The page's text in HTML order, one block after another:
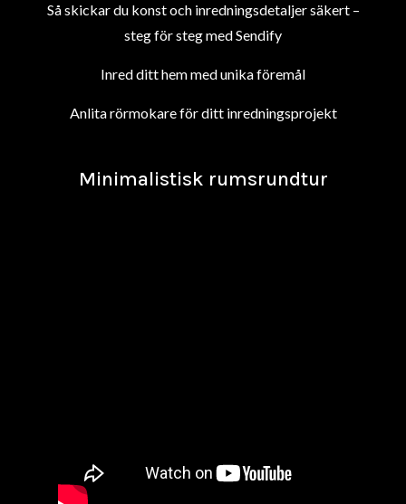
Så skickar du konst och inredningsdetaljer säkert –
steg för steg med Sendify
Inred ditt hem med unika föremål
Anlita rörmokare för ditt inredningsprojekt
Minimalistisk rumsrundtur